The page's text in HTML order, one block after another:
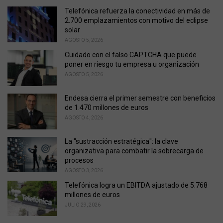
o
r
e
Telefónica refuerza la conectividad en más de
2.700 emplazamientos con motivo del eclipse
solar
AGOSTO 5, 2026
Cuidado con el falso CAPTCHA que puede
poner en riesgo tu empresa u organización
AGOSTO 5, 2026
Endesa cierra el primer semestre con beneficios
de 1.470 millones de euros
AGOSTO 4, 2026
La "sustracción estratégica": la clave
organizativa para combatir la sobrecarga de
procesos
AGOSTO 3, 2026
Telefónica logra un EBITDA ajustado de 5.768
millones de euros
JULIO 29, 2026